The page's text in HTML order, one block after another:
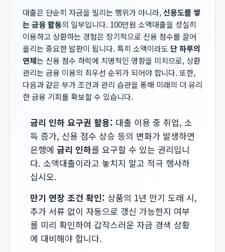
대출은 단순히 자금을 빌리는 행위가 아니라,신용도를 쌓
는 금융 활동의 일부입니다. 100만원 소액대출을 성실히
이용하고 상환하는 경험은 장기적으로 신용 점수를 끌어
올리는 중요한 발판이 됩니다. 특히 소액이라도 단 하루의
연체는 신용 점수 하락에 치명적인 영향을 미치므로, 상환
관리는 금융 이용의 최우선 순위가 되어야 합니다. 또한,
다음과 같은 부가 조건과 관리 습관을 통해 미래의 더 유리
한 금융 기회를 확보할 수 있습니다.
금리 인하 요구권 활용: 대출 이용 중 취업, 소
득 증가, 신용 점수 상승 등의 변화가 발생하면
은행에 금리 인하를 요구할 수 있는 권리입니
다. 소액대출이라고 놓치지 말고 적극 행사하
십시오.
만기 연장 조건 확인: 상품의 1년 만기 도래 시,
추가 서류 없이 자동으로 갱신 가능한지 여부
를 미리 확인하여 갑작스러운 자금 경색 상황
에 대비해야 합니다.